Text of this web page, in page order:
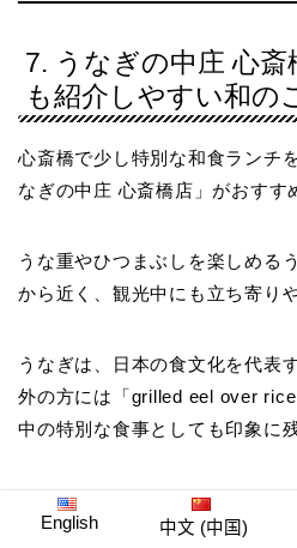
7. うなぎの中庄 心斎
も紹介しやすい和の
心斎橋で少し特別な和食ランチ
なぎの中庄 心斎橋店」がおすす
うな重やひつまぶしを楽しめる
から近く、観光中にも立ち寄り
うなぎは、日本の食文化を代表
外の方には「grilled eel over rice
中の特別な食事としても印象に
価格帯はやや高めですが、記念
案内、ゆっくり和食を楽しみた
English 中文 (中国)